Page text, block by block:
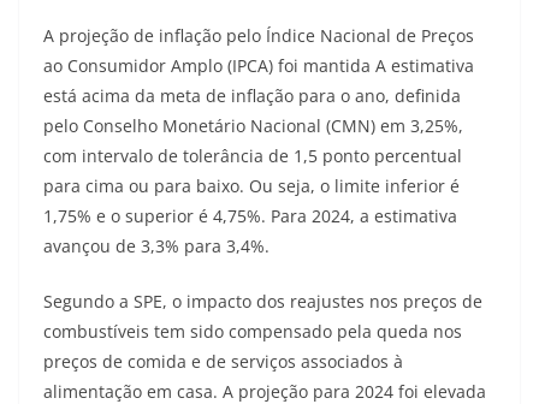
A projeção de inflação pelo Índice Nacional de Preços
ao Consumidor Amplo (IPCA) foi mantida A estimativa
está acima da meta de inflação para o ano, definida
pelo Conselho Monetário Nacional (CMN) em 3,25%,
com intervalo de tolerância de 1,5 ponto percentual
para cima ou para baixo. Ou seja, o limite inferior é
1,75% e o superior é 4,75%. Para 2024, a estimativa
avançou de 3,3% para 3,4%.
Segundo a SPE, o impacto dos reajustes nos preços de
combustíveis tem sido compensado pela queda nos
preços de comida e de serviços associados à
alimentação em casa. A projeção para 2024 foi elevada